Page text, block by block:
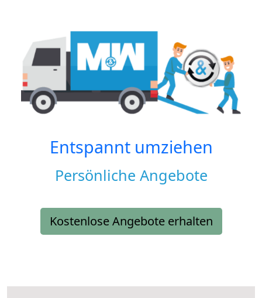
Entspannt umziehen
Persönliche Angebote
Kostenlose Angebote erhalten